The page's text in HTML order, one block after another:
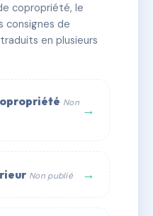
🏗 3 bâtiment(s)
copropriété, le
consignes de
en plusieurs
Non →
Non publié →